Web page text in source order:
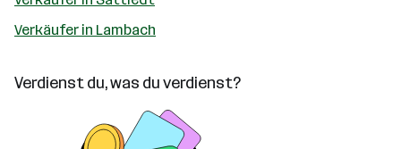
Verkäufer in Lambach
Verdienst du, was du verdienst?